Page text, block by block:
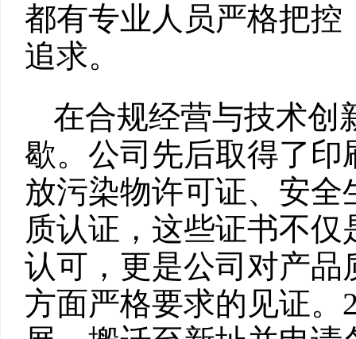
都有专业人员严格把控
追求。
在合规经营与技术创
歇。公司先后取得了
放污染物许可证、安
质认证，这些证书不
认可，更是公司对产
方面严格要求的见证。